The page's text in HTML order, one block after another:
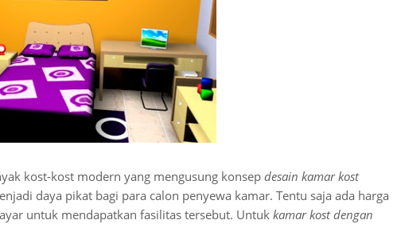
kost-kost modern yang mengusung konsep desain kamar kost
daya pikat bagi para calon penyewa kamar. Tentu saja ada harga
untuk mendapatkan fasilitas tersebut. Untuk kamar kost dengan